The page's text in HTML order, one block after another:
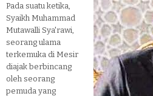
Pada suatu ketika,
Syaikh Muhammad
Mutawalli Sya'rawi,
seorang ulama
terkemuka di Mesir
diajak berbincang
oleh seorang
pemuda yang